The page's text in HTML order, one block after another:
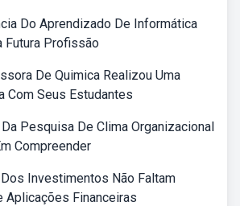
Do Aprendizado De Informática
Futura Profissão
De Quimica Realizou Uma
Com Seus Estudantes
Pesquisa De Clima Organizacional
Compreender
Investimentos Não Faltam
Aplicações Financeiras